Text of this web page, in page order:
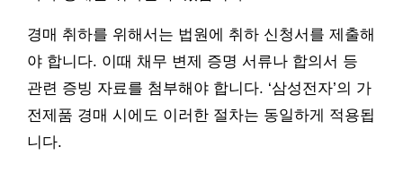
경매 취하를 위해서는 법원에 취하 신청서를 제출해
야 합니다. 이때 채무 변제 증명 서류나 합의서 등
관련 증빙 자료를 첨부해야 합니다. ‘삼성전자’의 가
전제품 경매 시에도 이러한 절차는 동일하게 적용됩
니다.